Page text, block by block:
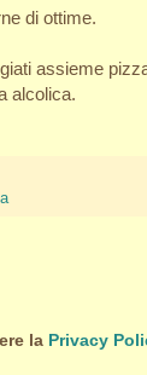
di ottime.
assieme
alcolica.
la Privacy